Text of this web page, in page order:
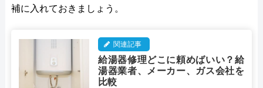
補に入れておきましょう。
関連記事
給湯器修理どこに頼めばいい？給
湯器業者、メーカー、ガス会社を
比較